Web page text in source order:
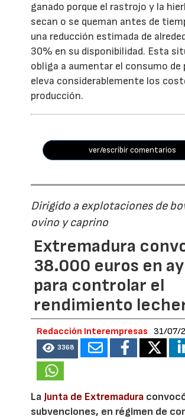
ganado porque el rastrojo y la
secan o se queman antes de
una reducción estimada de
30% en su disponibilidad. Esta
obliga a aumentar el consumo de
eleva considerablemente los
producción.
ver/escribir comentarios
Dirigido a explotaciones de
ovino y caprino
Extremadura
38.000 euros en
para controlar el
rendimiento
Redacción Interempresas 31/07/
3368
La Junta de Extremadura
subvenciones, en régimen de